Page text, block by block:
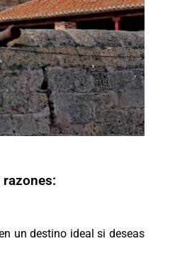
un destino ideal si deseas